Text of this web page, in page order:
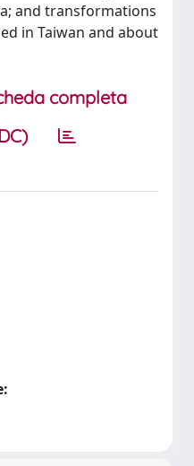
and transformations
in Taiwan and about
completa